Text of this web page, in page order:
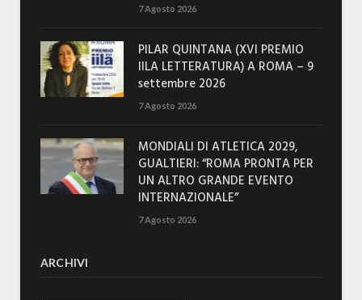
7 Agosto 2026
PILAR QUINTANA (XVI PREMIO
IILA LETTERATURA) A ROMA – 9
settembre 2026
7 Agosto 2026
MONDIALI DI ATLETICA 2029,
GUALTIERI: “ROMA PRONTA PER
UN ALTRO GRANDE EVENTO
INTERNAZIONALE”
7 Agosto 2026
ARCHIVI